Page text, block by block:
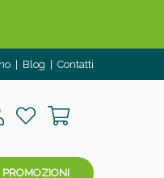
Blog Contatti
PROMOZIONI